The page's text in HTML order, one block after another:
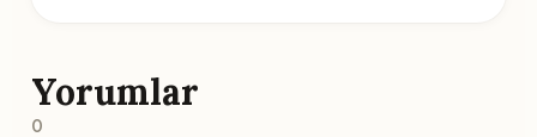
Yorumlar
0